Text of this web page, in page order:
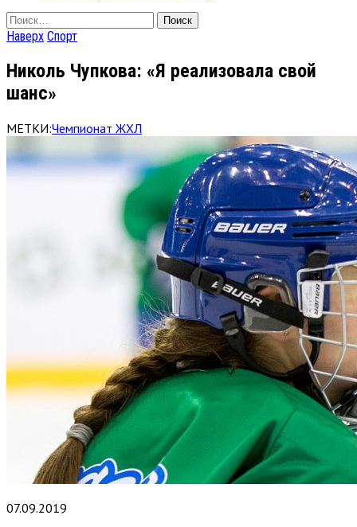
Найти:
Наверх Спорт
Николь Чупкова: «Я реализовала свой
шанс»
МЕТКИ:Чемпионат ЖХЛ
07.09.2019